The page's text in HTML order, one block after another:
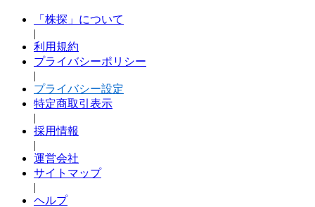
「株探」について
|
利用規約
プライバシーポリシー
|
プライバシー設定
特定商取引表示
|
採用情報
|
運営会社
サイトマップ
|
ヘルプ